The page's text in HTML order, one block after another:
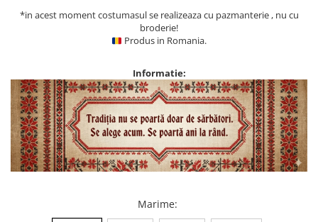
*in acest moment costumasul se realizeaza cu pazmanterie , nu cu
broderie!
Produs in Romania.
Informatie:
Marime: